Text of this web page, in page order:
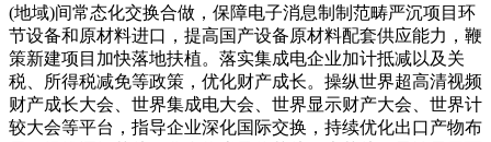
(地域)间常态化交换合做，保障电子消息制制范畴严沉项目环
节设备和原材料进口，提高国产设备原材料配套供应能力，鞭
策新建项目加快落地扶植。落实集成电企业加计抵减以及关
税、所得税减免等政策，优化财产成长。操纵世界超高清视频
财产成长大会、世界集成电大会、世界显示财产大会、世界计
较大会等平台，指导企业深化国际交换，持续优化出口产物布